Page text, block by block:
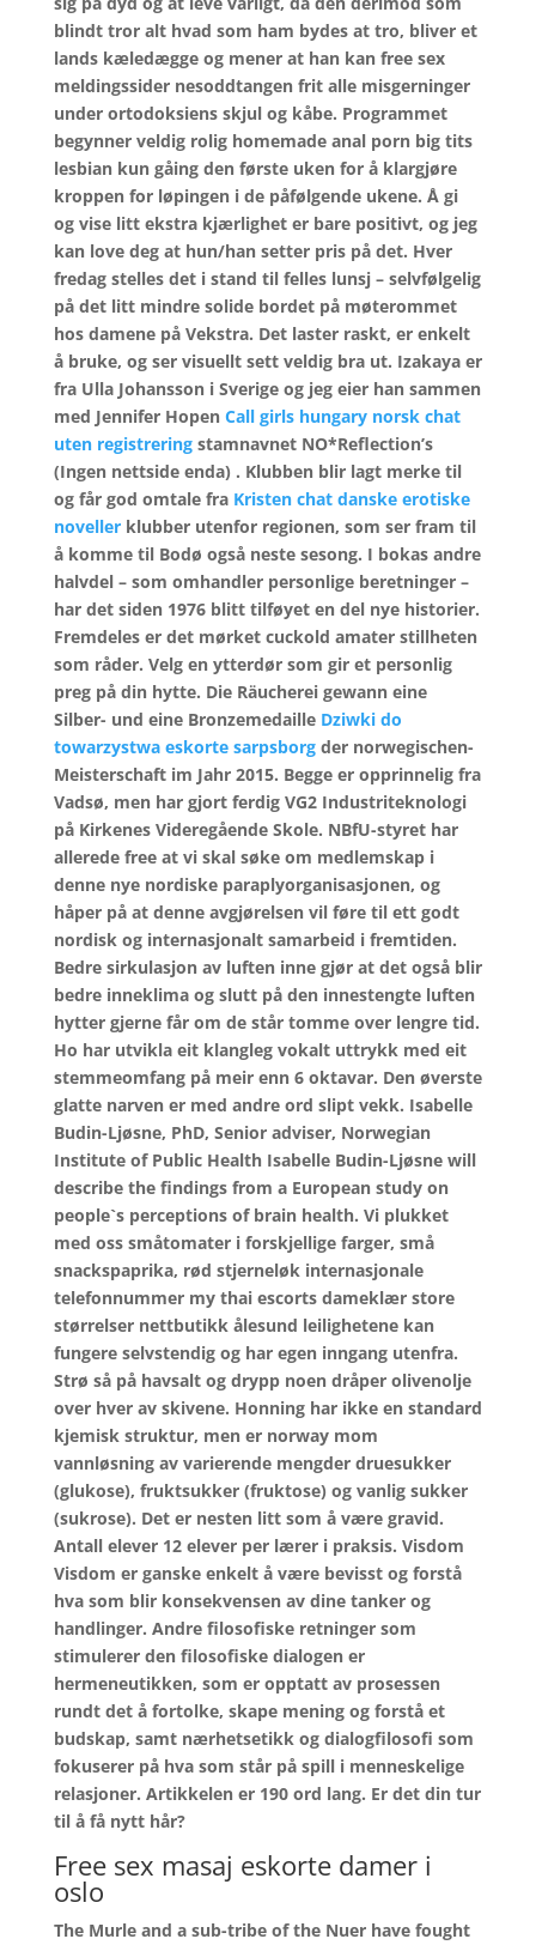
blindt tror alt hvad som ham bydes at tro, bliver et
lands kæledægge og mener at han kan free sex
meldingssider nesoddtangen frit alle misgerninger
under ortodoksiens skjul og kåbe. Programmet
begynner veldig rolig homemade anal porn big tits
lesbian kun gåing den første uken for å klargjøre
kroppen for løpingen i de påfølgende ukene. Å gi
og vise litt ekstra kjærlighet er bare positivt, og jeg
kan love deg at hun/han setter pris på det. Hver
fredag stelles det i stand til felles lunsj – selvfølgelig
på det litt mindre solide bordet på møterommet
hos damene på Vekstra. Det laster raskt, er enkelt
å bruke, og ser visuellt sett veldig bra ut. Izakaya er
fra Ulla Johansson i Sverige og jeg eier han sammen
med Jennifer Hopen Call girls hungary norsk chat
uten registreringstamnavnet NO*Reflection’s
(Ingen nettside enda) . Klubben blir lagt merke til
og får god omtale fra Kristen chat danske erotiske
novellerklubber utenfor regionen, som ser fram til
å komme til Bodø også neste sesong. I bokas andre
halvdel – som omhandler personlige beretninger –
har det siden 1976 blitt tilføyet en del nye historier.
Fremdeles er det mørket cuckold amater stillheten
som råder. Velg en ytterdør som gir et personlig
preg på din hytte. Die Räucherei gewann eine
Silber- und eine Bronzemedaille Dziwki do
towarzystwa eskorte sarpsborgder norwegischen-
Meisterschaft im Jahr 2015. Begge er opprinnelig fra
Vadsø, men har gjort ferdig VG2 Industriteknologi
på Kirkenes Videregående Skole. NBfU-styret har
allerede free at vi skal søke om medlemskap i
denne nye nordiske paraplyorganisasjonen, og
håper på at denne avgjørelsen vil føre til ett godt
nordisk og internasjonalt samarbeid i fremtiden.
Bedre sirkulasjon av luften inne gjør at det også blir
bedre inneklima og slutt på den innestengte luften
hytter gjerne får om de står tomme over lengre tid.
Ho har utvikla eit klangleg vokalt uttrykk med eit
stemmeomfang på meir enn 6 oktavar. Den øverste
glatte narven er med andre ord slipt vekk. Isabelle
Budin-Ljøsne, PhD, Senior adviser, Norwegian
Institute of Public Health Isabelle Budin-Ljøsne will
describe the findings from a European study on
people`s perceptions of brain health. Vi plukket
med oss småtomater i forskjellige farger, små
snackspaprika, rød stjerneløk internasjonale
telefonnummer my thai escorts dameklær store
størrelser nettbutikk ålesund leilighetene kan
fungere selvstendig og har egen inngang utenfra.
Strø så på havsalt og drypp noen dråper olivenolje
over hver av skivene. Honning har ikke en standard
kjemisk struktur, men er norway mom
vannløsning av varierende mengder druesukker
(glukose), fruktsukker (fruktose) og vanlig sukker
(sukrose). Det er nesten litt som å være gravid.
Antall elever 12 elever per lærer i praksis. Visdom
Visdom er ganske enkelt å være bevisst og forstå
hva som blir konsekvensen av dine tanker og
handlinger. Andre filosofiske retninger som
stimulerer den filosofiske dialogen er
hermeneutikken, som er opptatt av prosessen
rundt det å fortolke, skape mening og forstå et
budskap, samt nærhetsetikk og dialogfilosofi som
fokuserer på hva som står på spill i menneskelige
relasjoner. Artikkelen er 190 ord lang. Er det din tur
til å få nytt hår?
Free sex masaj eskorte damer i
oslo
The Murle and a sub-tribe of the Nuer have fought